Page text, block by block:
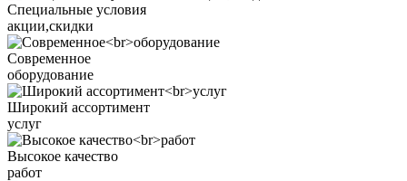
Специальные условия
акции,скидки
Современное
оборудование
Широкий ассортимент
услуг
Высокое качество
работ